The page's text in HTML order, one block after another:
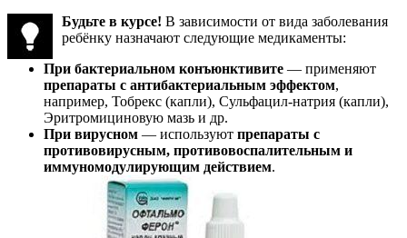
Будьте в курсе! В зависимости от вида заболевания
ребёнку назначают следующие медикаменты:
При бактериальном конъюнктивите — применяют
препараты с антибактериальным эффектом,
например, Тобрекс (капли), Сульфацил-натрия (капли),
Эритромициновую мазь и др.
При вирусном — используют препараты с
противовирусным, противовоспалительным и
иммуномодулирующим действием.